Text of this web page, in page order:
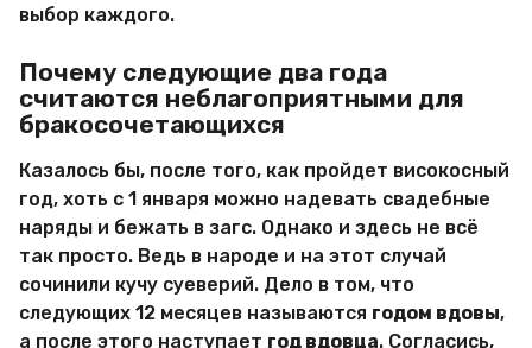
выбор каждого.
Почему следующие два года
считаются неблагоприятными для
бракосочетающихся
Казалось бы, после того, как пройдет високосный
год, хоть с 1 января можно надевать свадебные
наряды и бежать в загс. Однако и здесь не всё
так просто. Ведь в народе и на этот случай
сочинили кучу суеверий. Дело в том, что
следующих 12 месяцев называются годом вдовы,
а после этого наступает год вдовца. Согласись,